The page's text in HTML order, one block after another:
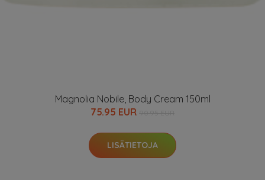
Magnolia Nobile, Body Cream 150ml
75.95 EUR
LISÄTIETOJA